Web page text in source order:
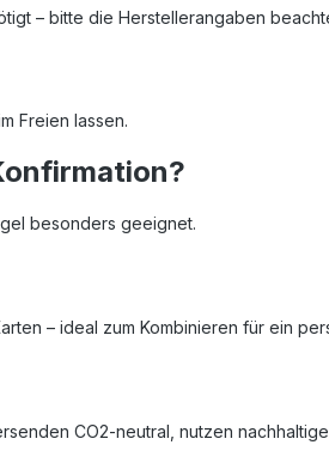
– bitte die Herstellerangaben
Freien lassen.
besonders geeignet.
– ideal zum Kombinieren für ein
CO2‑neutral, nutzen